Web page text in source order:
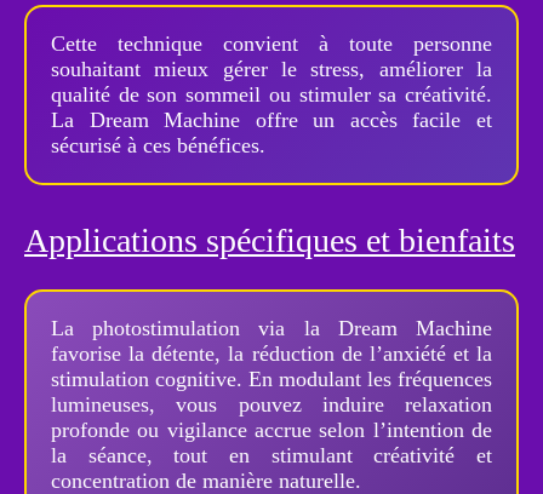
Cette technique convient à toute personne
souhaitant mieux gérer le stress, améliorer la
qualité de son sommeil ou stimuler sa créativité.
La Dream Machine offre un accès facile et
sécurisé à ces bénéfices.
Applications spécifiques et bienfaits
La photostimulation via la Dream Machine
favorise la détente, la réduction de l’anxiété et la
stimulation cognitive. En modulant les fréquences
lumineuses, vous pouvez induire relaxation
profonde ou vigilance accrue selon l’intention de
la séance, tout en stimulant créativité et
concentration de manière naturelle.